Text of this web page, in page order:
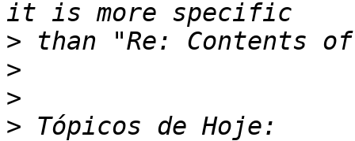
>
>
>
>